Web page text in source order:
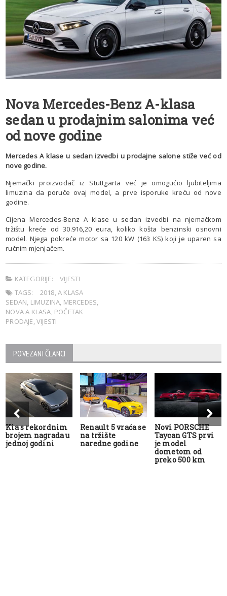
Nova Mercedes-Benz A-klasa
sedan u prodajnim salonima već
od nove godine
Mercedes A klase u sedan izvedbi u prodajne salone stiže već od
nove godine.
Njemački proizvođač iz Stuttgarta već je omogućio ljubiteljima
limuzina da poruče ovaj model, a prve isporuke kreću od nove
godine.
Cijena Mercedes-Benz A klase u sedan izvedbi na njemačkom
tržištu kreće od 30.916,20 eura, koliko košta benzinski osnovni
model. Njega pokreće motor sa 120 kW (163 KS) koji je uparen sa
ručnim mjenjačem.
KATEGORIJE:
VIJESTI
TAGS:
2018 A KLASA
SEDAN LIMUZINA MERCEDES
NOVA A KLASA POČETAK
PRODAJE VIJESTI
POVEZANI ČLANCI
Kia s rekordnim
brojem nagrada u
jednoj godini
Renault 5 vraća se
na tržište
naredne godine
Novi PORSCHE
Taycan GTS prvi
je model
dometom od
preko 500 km